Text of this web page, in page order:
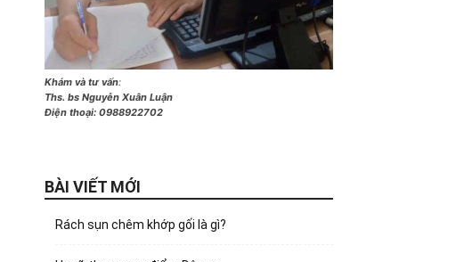
Khám và tư vấn:
Ths. bs Nguyễn Xuân Luận
Điện thoại: 0988922702
BÀI VIẾT MỚI
Rách sụn chêm khớp gối là gì?